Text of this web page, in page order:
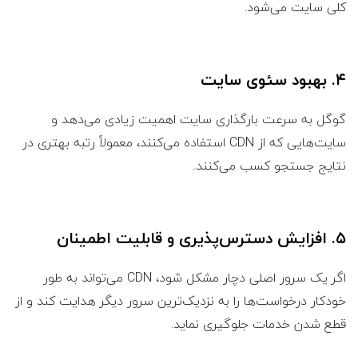
کلی سایت می‌شود.
۴. بهبود سئوی سایت
گوگل به سرعت بارگذاری سایت اهمیت زیادی می‌دهد و
سایت‌هایی که از CDN استفاده می‌کنند، معمولاً رتبه بهتری در
نتایج جستجو کسب می‌کنند.
۵. افزایش دسترس‌پذیری و قابلیت اطمینان
اگر یک سرور اصلی دچار مشکل شود، CDN می‌تواند به طور
خودکار درخواست‌ها را به نزدیک‌ترین سرور دیگر هدایت کند و از
قطع شدن خدمات جلوگیری نماید.